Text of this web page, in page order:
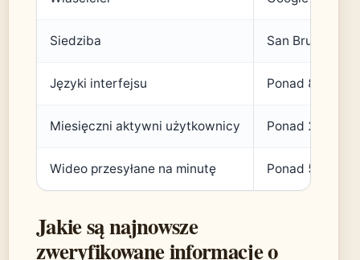
Siedziba San Bruno,
Języki interfejsu Ponad 80 (
Miesięczni aktywni użytkownicy Ponad 2
Wideo przesyłane na minutę Ponad 500
Jakie są najnowsze
zweryfikowane informacje o